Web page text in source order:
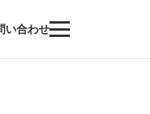
い合わせ